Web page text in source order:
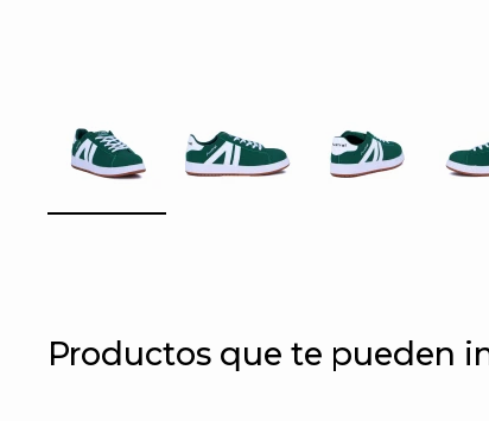
Productos que te pueden